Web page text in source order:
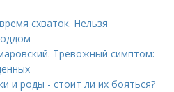
схваток. Нельзя
Тревожный симптом:
и роды - стоит ли их бояться?